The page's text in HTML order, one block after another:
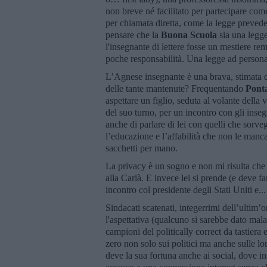
non breve né facilitato per partecipare
per chiamata diretta, come la legge
pensare che la Buona Scuola sia una
l'insegnante di lettere fosse un mestiere
poche responsabilità. Una legge ad
L’Agnese insegnante è una brava,
delle tante mantenute? Frequentando
aspettare un figlio, seduta al volante della
del suo turno, per un incontro con gli
anche di parlare di lei con quelli che
l’educazione e l’affabilità che non le
sacchetti per mano.
La privacy è un sogno e non mi risulta
alla Carlà. E invece lei si prende (e deve
incontro col presidente degli Stati Uniti
Sindacati scatenati, integerrimi
l'aspettativa (qualcuno si sarebbe dato
campioni del politically correct da tastiera
zero non solo sui politici ma anche sulle
deve la sua fortuna anche ai social, dove